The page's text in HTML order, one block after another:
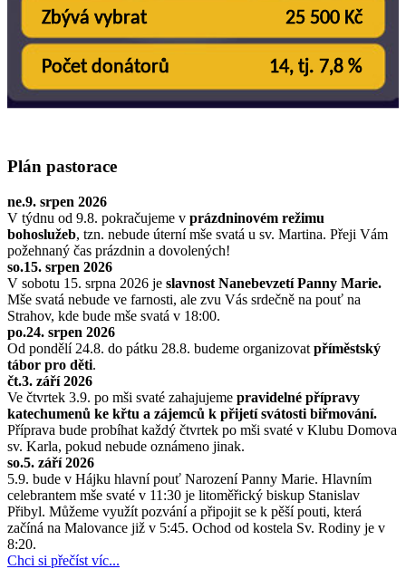
Plán pastorace
ne.9. srpen 2026
V týdnu od 9.8. pokračujeme v prázdninovém režimu
bohoslužeb, tzn. nebude úterní mše svatá u sv. Martina. Přeji Vám
požehnaný čas prázdnin a dovolených!
so.15. srpen 2026
V sobotu 15. srpna 2026 je slavnost Nanebevzetí Panny Marie.
Mše svatá nebude ve farnosti, ale zvu Vás srdečně na pouť na
Strahov, kde bude mše svatá v 18:00.
po.24. srpen 2026
Od pondělí 24.8. do pátku 28.8. budeme organizovat příměstský
tábor pro děti.
čt.3. září 2026
Ve čtvrtek 3.9. po mši svaté zahajujeme pravidelné přípravy
katechumenů ke křtu a zájemců k přijetí svátosti biřmování.
Příprava bude probíhat každý čtvrtek po mši svaté v Klubu Domova
sv. Karla, pokud nebude oznámeno jinak.
so.5. září 2026
5.9. bude v Hájku hlavní pouť Narození Panny Marie. Hlavním
celebrantem mše svaté v 11:30 je litoměřický biskup Stanislav
Přibyl. Můžeme využít pozvání a připojit se k pěší pouti, která
začíná na Malovance již v 5:45. Ochod od kostela Sv. Rodiny je v
8:20.
Chci si přečíst víc...